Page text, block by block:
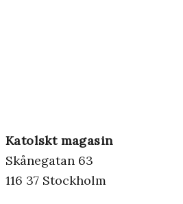
Katolskt magasin
Skånegatan 63
116 37 Stockholm